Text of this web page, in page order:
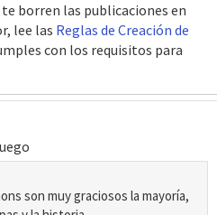
te borren las publicaciones en
lee las Reglas de Creación de
con los requisitos para
son muy graciosos la mayoría,